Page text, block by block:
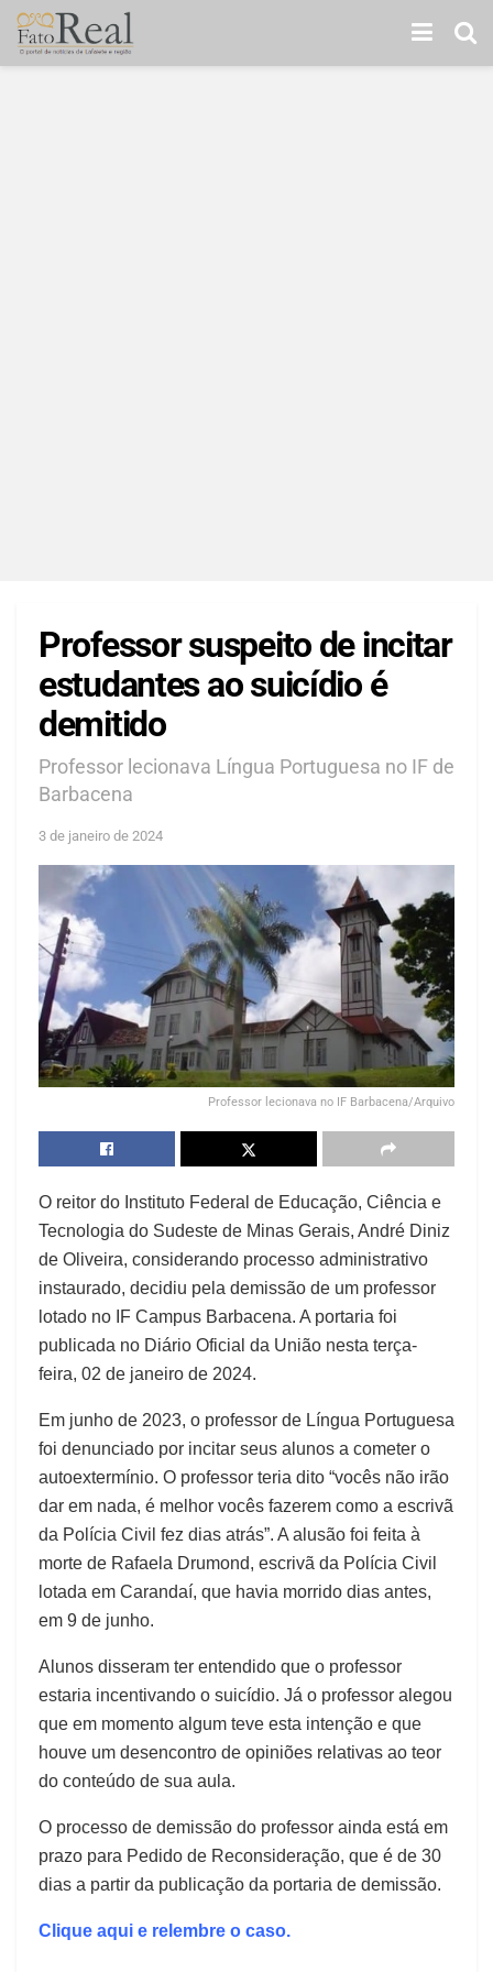
Professor suspeito de incitar
estudantes ao suicídio é
demitido
Professor lecionava Língua Portuguesa no IF de
Barbacena
3 de janeiro de 2024
Professor lecionava no IF Barbacena/Arquivo
O reitor do Instituto Federal de Educação, Ciência e
Tecnologia do Sudeste de Minas Gerais, André Diniz
de Oliveira, considerando processo administrativo
instaurado, decidiu pela demissão de um professor
lotado no IF Campus Barbacena. A portaria foi
publicada no Diário Oficial da União nesta terça-
feira, 02 de janeiro de 2024.
Em junho de 2023, o professor de Língua Portuguesa
foi denunciado por incitar seus alunos a cometer o
autoextermínio. O professor teria dito “vocês não irão
dar em nada, é melhor vocês fazerem como a escrivã
da Polícia Civil fez dias atrás”. A alusão foi feita à
morte de Rafaela Drumond, escrivã da Polícia Civil
lotada em Carandaí, que havia morrido dias antes,
em 9 de junho.
Alunos disseram ter entendido que o professor
estaria incentivando o suicídio. Já o professor alegou
que em momento algum teve esta intenção e que
houve um desencontro de opiniões relativas ao teor
do conteúdo de sua aula.
O processo de demissão do professor ainda está em
prazo para Pedido de Reconsideração, que é de 30
dias a partir da publicação da portaria de demissão.
Clique aqui e relembre o caso.